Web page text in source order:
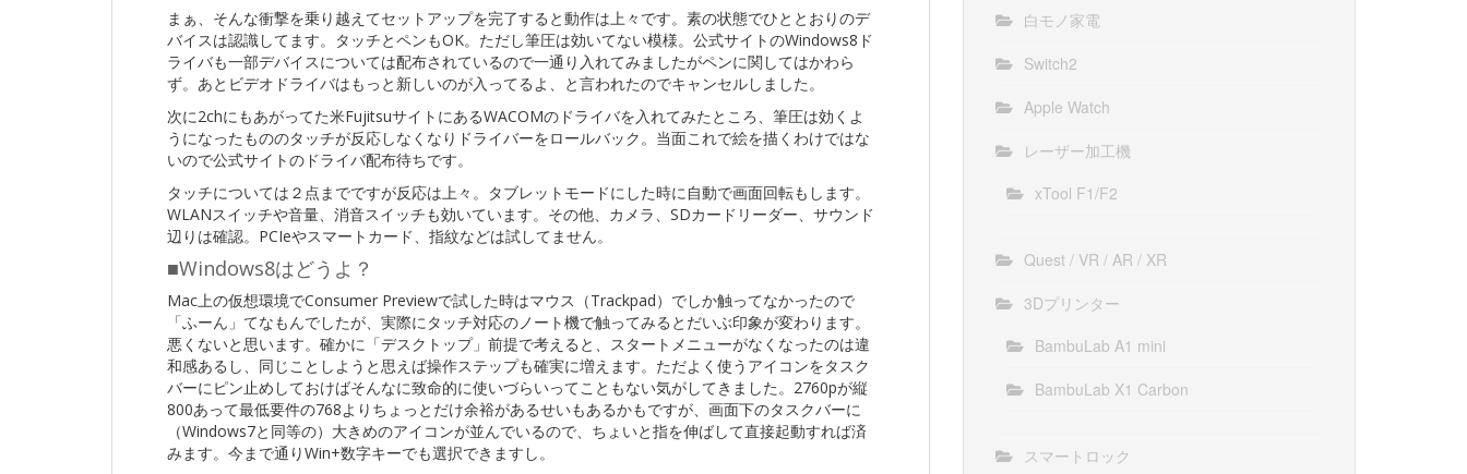
まぁ、そんな衝撃を乗り越えてセットアップを完了すると動作は上々です。素の状態でひととおりのデ
バイスは認識してます。タッチとペンもOK。ただし筆圧は効いてない模様。公式サイトのWindows8ド
ライバも一部デバイスについては配布されているので一通り入れてみましたがペンに関してはかわら
ず。あとビデオドライバはもっと新しいのが入ってるよ、と言われたのでキャンセルしました。
次に2chにもあがってた米FujitsuサイトにあるWACOMのドライバを入れてみたところ、筆圧は効くよ
うになったもののタッチが反応しなくなりドライバーをロールバック。当面これで絵を描くわけではな
いので公式サイトのドライバ配布待ちです。
タッチについては２点までですが反応は上々。タブレットモードにした時に自動で画面回転もします。
WLANスイッチや音量、消音スイッチも効いています。その他、カメラ、SDカードリーダー、サウンド
辺りは確認。PCIeやスマートカード、指紋などは試してません。
■Windows8はどうよ？
Mac上の仮想環境でConsumer Previewで試した時はマウス（Trackpad）でしか触ってなかったので
「ふーん」てなもんでしたが、実際にタッチ対応のノート機で触ってみるとだいぶ印象が変わります。
悪くないと思います。確かに「デスクトップ」前提で考えると、スタートメニューがなくなったのは違
和感あるし、同じことしようと思えば操作ステップも確実に増えます。ただよく使うアイコンをタスク
バーにピン止めしておけばそんなに致命的に使いづらいってこともない気がしてきました。2760pが縦
800あって最低要件の768よりちょっとだけ余裕があるせいもあるかもですが、画面下のタスクバーに
（Windows7と同等の）大きめのアイコンが並んでいるので、ちょいと指を伸ばして直接起動すれば済
みます。今まで通りWin+数字キーでも選択できますし。
白モノ家電
Switch2
Apple Watch
レーザー加工機
xTool F1/F2
Quest / VR / AR / XR
3Dプリンター
BambuLab A1 mini
BambuLab X1 Carbon
スマートロック